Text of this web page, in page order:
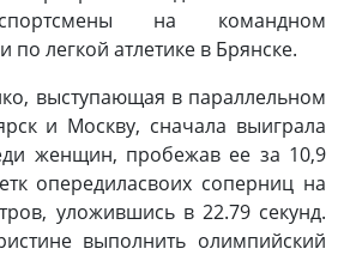
на командном
по легкой атлетике в Брянске.
выступающая в параллельном
и Москву, сначала выиграла
женщин, пробежав ее за 10,9
опередиласвоих соперниц на
уложившись в 22.79 секунд.
выполнить олимпийский